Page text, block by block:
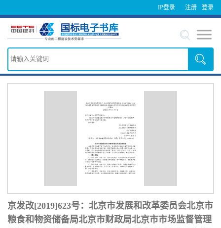
IP登录 登录
注册
京发改[2019]623号：北京市发展和改革委员会北京市
粮食和物资储备局北京市财政局北京市市场监督管理